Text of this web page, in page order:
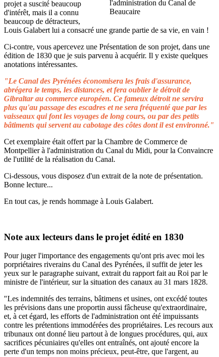
projet a suscité beaucoup
d'intérêt, mais il a connu
beaucoup de détracteurs,
Louis Galabert lui a consacré une grande partie de sa vie, en vain !
Ci-contre, vous apercevez une Présentation de son projet, dans une
édition de 1830 que je suis parvenu à acquérir. Il y existe quelques
anotations intéressantes.
"Le Canal des Pyrénées économisera les frais d'assurance,
abrégera le temps, les distances, et fera oublier le détroit de
Gibraltar au commerce européen. Ce fameux détroit ne servira
plus qu'au passage des escadres et ne sera fréquenté que par les
vaisseaux qui font les voyages de long cours, ou par des petits
bâtiments qui servent au cabotage des côtes dont il est environné."
Cet exemplaire était offert par la Chambre de Commerce de
Montpellier à l'administration du Canal du Midi, pour la Convaincre
de l'utilité de la réalisation du Canal.
Ci-dessous, vous disposez d'un extrait de la note de présentation.
Bonne lecture...
En tout cas, je rends hommage à Louis Galabert.
Note aux lecteurs dans le projet édité en 1830
Pour juger l'importance des engagements qu'ont pris avec moi les
porpriétaires riverains du Canal des Pyrénées, il suffit de jeter les
yeux sur le paragraphe suivant, extrait du rapport fait au Roi par le
ministre de l'intérieur, sur la situation des canaux au 31 mars 1828.
"Les indemnités des terrains, bâtimens et usines, ont excédé toutes
les prévisions dans une proportin aussi fâcheuse qu'extraordinaire,
et, à cet égard, les efforts de l'administration ont été impuissants
contre les prétentions immodérées des propriétaires. Les recours aux
tribunaux ont donné lieu partout à de longues procédures, qui, aux
sacrifices pécuniaires qu'elles ont entraînés, ont ajouté encore la
perte d'un temps non moins précieux, peut-être, que l'argent, au